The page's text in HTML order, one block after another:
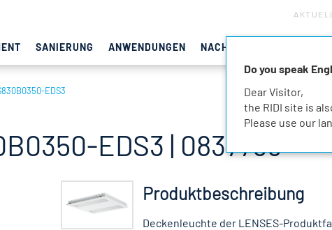
SANIERUNG ANWENDUNGEN NACHHALTIGKEIT
EDS3
EDS3 | 0837756
Produktbeschreibung
Deckenleuchte der LENSES-
Do you speak
Dear Visitor,
the RIDI site is
Please use our